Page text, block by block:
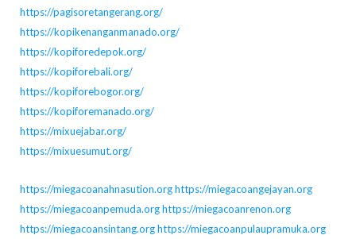
https://pagisoretangerang.org/
https://kopikenanganmanado.org/
https://kopiforedepok.org/
https://kopiforebali.org/
https://kopiforebogor.org/
https://kopiforemanado.org/
https://mixuejabar.org/
https://mixuesumut.org/
https://miegacoanahnasution.orghttps://miegacoangejayan.org
https://miegacoanpemuda.orghttps://miegacoanrenon.org
https://miegacoansintang.orghttps://miegacoanpulaupramuka.org